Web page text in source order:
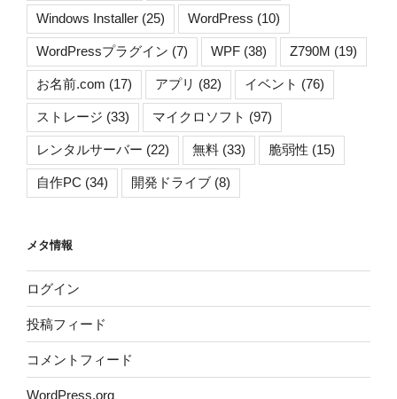
Windows Installer (25) WordPress (10)
WordPressプラグイン (7) WPF (38) Z790M (19)
お名前.com (17) アプリ (82) イベント (76)
ストレージ (33) マイクロソフト (97)
レンタルサーバー (22) 無料 (33) 脆弱性 (15)
自作PC (34) 開発ドライブ (8)
メタ情報
ログイン
投稿フィード
コメントフィード
WordPress.org